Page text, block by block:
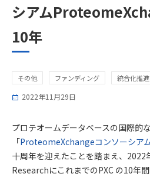
シアム
10年
その他 ファンディング 統合化推
2022年11月29日
プロテオームデータベースの国際的
「ProteomeXchangeコンソーシアム
十周年を迎えたことを踏まえ、
ResearchにこれまでのPXC の10年